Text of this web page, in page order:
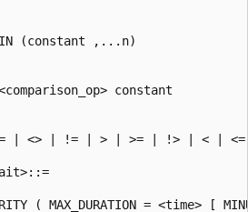
(constant ,...n)
constant
| <> | != | > | >= | !> | < |
( MAX_DURATION = <time> [